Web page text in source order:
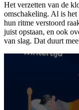
Het verzetten van de
omschakeling. Al is het
hun ritme verstoord
juist opstaan, en ook
van slag. Dat duurt